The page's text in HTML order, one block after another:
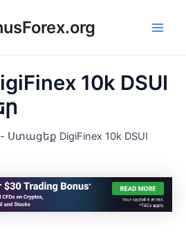
10k DSUI
- Ստացեք DigiFinex 10k DSUI